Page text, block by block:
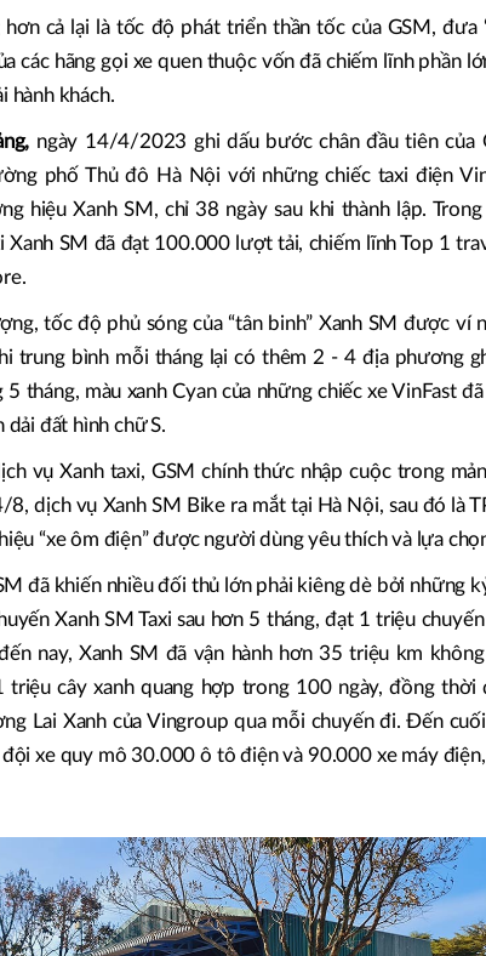
cả lại là tốc độ phát triển thần tốc của GSM, đưa
các hãng gọi xe quen thuộc vốn đã chiếm lĩnh phần
hành khách.
ngày 14/4/2023 ghi dấu bước chân đầu tiên của
phố Thủ đô Hà Nội với những chiếc taxi điện
hiệu Xanh SM, chỉ 38 ngày sau khi thành lập.
Xanh SM đã đạt 100.000 lượt tải, chiếm lĩnh Top 1
tốc độ phủ sóng của “tân binh” Xanh SM được ví
trung bình mỗi tháng lại có thêm 2 - 4 địa phương
5 tháng, màu xanh Cyan của những chiếc xe VinFast
đất hình chữ S.
vụ Xanh taxi, GSM chính thức nhập cuộc trong
dịch vụ Xanh SM Bike ra mắt tại Hà Nội, sau đó là
“xe ôm điện” được người dùng yêu thích và lựa
đã khiến nhiều đối thủ lớn phải kiêng dè bởi những
Xanh SM Taxi sau hơn 5 tháng, đạt 1 triệu chuyến
nay, Xanh SM đã vận hành hơn 35 triệu km
cây xanh quang hợp trong 100 ngày, đồng thời
Lai Xanh của Vingroup qua mỗi chuyến đi. Đến cuối
đội xe quy mô 30.000 ô tô điện và 90.000 xe máy